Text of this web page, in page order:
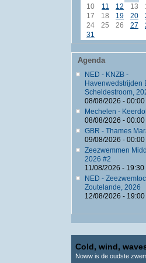
10
11 12 13
17
18 19 20
24
25 26 27
31
Agenda
NED - KNZB -
Havenwedstrijden
Scheldestroom,
08/08/2026 - 00:00
Mechelen -
08/08/2026 - 00:00
GBR - Thames
09/08/2026 - 00:00
Zeezwemmen
2026 #2
11/08/2026 - 19:30
NED -
Zoutelande, 2026
12/08/2026 - 19:00
Cold, wind,
Noww is de oudste